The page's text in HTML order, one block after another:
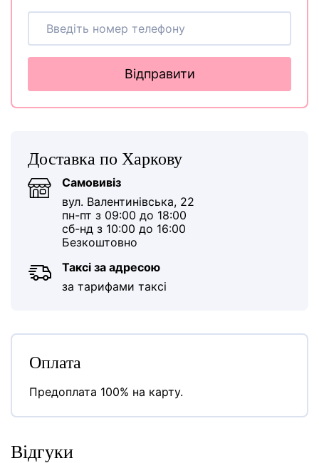
Відправити
Доставка по Харкову
Самовивіз
вул. Валентинівська, 22
пн-пт з 09:00 до 18:00
сб-нд з 10:00 до 16:00
Безкоштовно
Таксі за адресою
за тарифами таксі
Оплата
Предоплата 100% на карту.
Відгуки